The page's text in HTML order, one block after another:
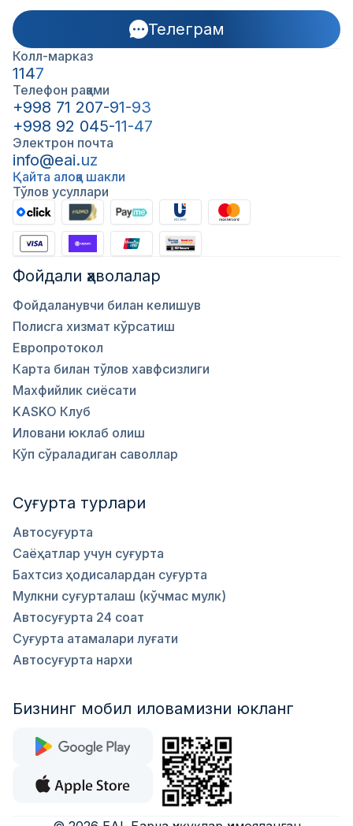
Телеграм
Колл-марказ
1147
Телефон рақами
+998 71 207-91-93
+998 92 045-11-47
Электрон почта
info@eai.uz
Қайта алоқа шакли
Тўлов усуллари
Фойдали ҳаволалар
Фойдаланувчи билан келишув
Полисга хизмат кўрсатиш
Европротокол
Карта билан тўлов хавфсизлиги
Махфийлик сиёсати
KASKO Клуб
Иловани юклаб олиш
Кўп сўраладиган саволлар
Суғурта турлари
Автосуғурта
Саёҳатлар учун суғурта
Бахтсиз ҳодисалардан суғурта
Мулкни суғурталаш (кўчмас мулк)
Автосуғурта 24 соат
Суғурта атамалари луғати
Автосуғурта нархи
Бизнинг мобил иловамизни юкланг